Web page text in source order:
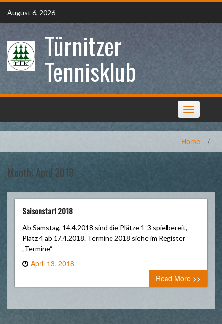
Skip
content
August 6, 2026
Türnitzer
Tennisklub
Toggle
navigation
Home /
Month: April 2018
Saisonstart 2018
Ab Samstag, 14.4.2018 sind die Plätze 1-3 spielbereit,
Platz 4 ab 17.4.2018. Termine 2018 siehe im Register
„Termine“
April 13, 2018
0 comment
Read More >>